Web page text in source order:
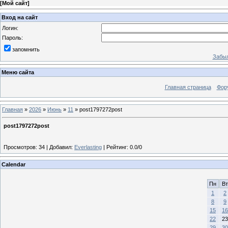
[Мой сайт]
Вход на сайт
Логин:
Пароль:
запомнить
Меню сайта
Главная страница
Главная » 2026 » Июнь » 11 » post1797272post
post1797272post
Просмотров: 34 | Добавил: Everlasting | Рейтинг: 0.0/0
Calendar
Пн
Вт
1
2
8
9
15
16
22
23